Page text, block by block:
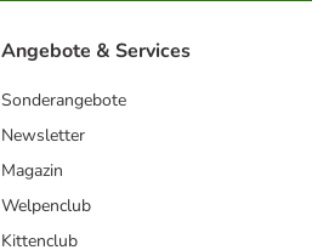
Angebote & Services
Sonderangebote
Newsletter
Magazin
Welpenclub
Kittenclub